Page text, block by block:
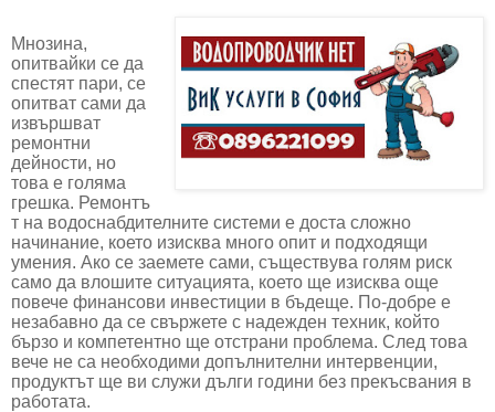
Мнозина,
опитвайки се да
спестят пари, се
опитват сами да
извършват
ремонтни
дейности, но
това е голяма
грешка. Ремонтъ
т на водоснабдителните системи е доста сложно
начинание, което изисква много опит и подходящи
умения. Ако се заемете сами, съществува голям риск
само да влошите ситуацията, което ще изисква още
повече финансови инвестиции в бъдеще. По-добре е
незабавно да се свържете с надежден техник, който
бързо и компетентно ще отстрани проблема. След това
вече не са необходими допълнителни интервенции,
продуктът ще ви служи дълги години без прекъсвания в
работата.